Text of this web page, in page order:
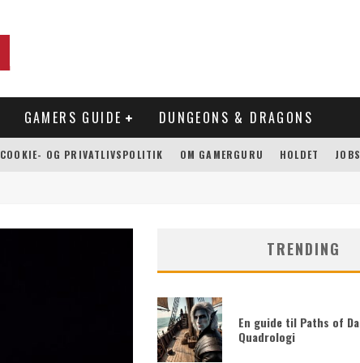
GAMERS GUIDE DUNGEONS & DRAGONS
COOKIE- OG PRIVATLIVSPOLITIK OM GAMERGURU HOLDET JOBS
TRENDING
En guide til Paths of
Quadrologi